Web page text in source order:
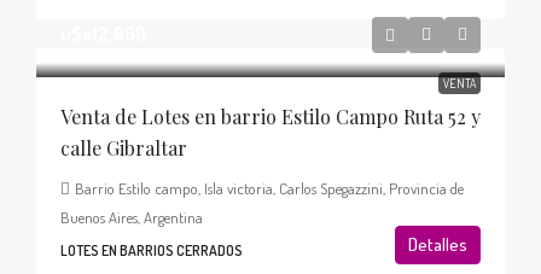
VENTA
Venta de Lotes en barrio Estilo Campo Ruta 52 y
calle Gibraltar
Barrio Estilo campo, Isla victoria, Carlos Spegazzini, Provincia de
Buenos Aires, Argentina
LOTES EN BARRIOS CERRADOS Detalles